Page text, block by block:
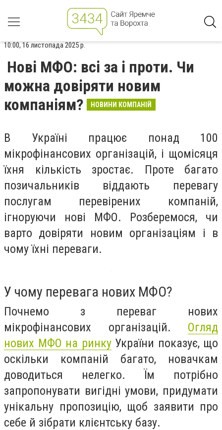
10:00, 16 листопада 2025 р.
Нові МФО: всі за і проти. Чи
можна довіряти новим
компаніям?
НОВИНИ КОМПАНІЙ
В Україні працює понад 100
мікрофінансових організацій, і щомісяця
їхня кількість зростає. Проте багато
позичальників віддають перевагу
послугам перевірених компаній,
ігноруючи нові МФО. Розберемося, чи
варто довіряти новим організаціям і в
чому їхні переваги.
У чому перевага нових МФО?
Почнемо з переваг нових
мікрофінансових організацій. Огляд
нових МФО на ринкуУкраїни показує, що
оскільки компаній багато, новачкам
доводиться нелегко. Їм потрібно
запропонувати вигідні умови, придумати
унікальну пропозицію, щоб заявити про
себе й зібрати клієнтську базу.